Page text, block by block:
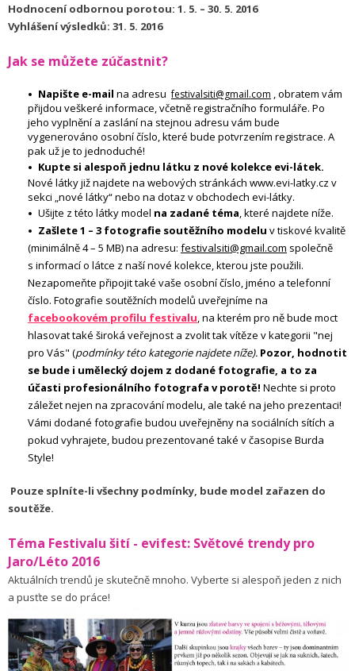
Hodnocení odbornou porotou: 1. 5. – 30. 5. 2016
Vyhlášení výsledků: 31. 5. 2016
Jak se můžete zúčastnit?
Napište e-mail na adresu festivalsiti@gmail.com , obratem vám
přijdou veškeré informace, včetně registračního formuláře. Po
jeho vyplnění a zaslání na stejnou adresu vám bude
vygenerováno osobní číslo, které bude potvrzením registrace. A
pak už je to jednoduché!
Kupte si alespoň jednu látku z nové kolekce evi-látek.
Nové látky již najdete na webových stránkách www.evi-latky.cz v
sekci „nové látky“ nebo na dotaz v obchodech evi-látky.
Ušijte z této látky model na zadané téma, které najdete níže.
Zašlete 1 – 3 fotografie soutěžního modelu v tiskové kvalitě
(minimálně 4 – 5 MB) na adresu: festivalsiti@gmail.com společně
s informací o látce z naší nové kolekce, kterou jste použili.
Nezapomeňte připojit také vaše osobní číslo, jméno a telefonní
číslo. Fotografie soutěžních modelů uveřejníme na
facebookovém profilu festivalu,na kterém pro ně bude moct
hlasovat také široká veřejnost a zvolit tak vítěze v kategorii "nej
pro Vás" (podmínky této kategorie najdete níže). Pozor, hodnotit
se bude i umělecký dojem z dodané fotografie, a to za
účasti profesionálního fotografa v porotě! Nechte si proto
záležet nejen na zpracování modelu, ale také na jeho prezentaci!
Vámi dodané fotografie budou uveřejněny na sociálních sítích a
pokud vyhrajete, budou prezentované také v časopise Burda
Style!
Pouze splníte-li všechny podmínky, bude model zařazen do
soutěže.
Téma Festivalu šití - evifest: Světové trendy pro
Jaro/Léto 2016
Aktuálních trendů je skutečně mnoho. Vyberte si alespoň jeden z nich
a pusťte se do práce!